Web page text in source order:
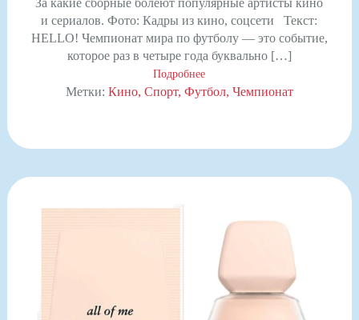
За какие сборные болеют популярные артисты кино
и сериалов. Фото: Кадры из кино, соцсети Текст:
HELLO! Чемпионат мира по футболу — это событие,
которое раз в четыре года буквально […]
Подробнее
Метки: Кино Спорт Футбол Чемпионат